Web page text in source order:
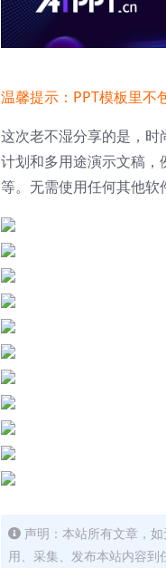
温馨提示：PPT模板里不
这次老不湿分享的是，
计划和多用途演示文稿
等。无需使用任何其他软
声明：本站所有文章，
用、采集、发布本站内容